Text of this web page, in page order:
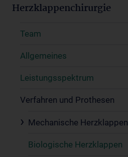
Herzklappenchirurgie
Team
Allgemeines
Leistungsspektrum
Verfahren und Prothesen
Mechanische Herzklappen
Biologische Herzklappen